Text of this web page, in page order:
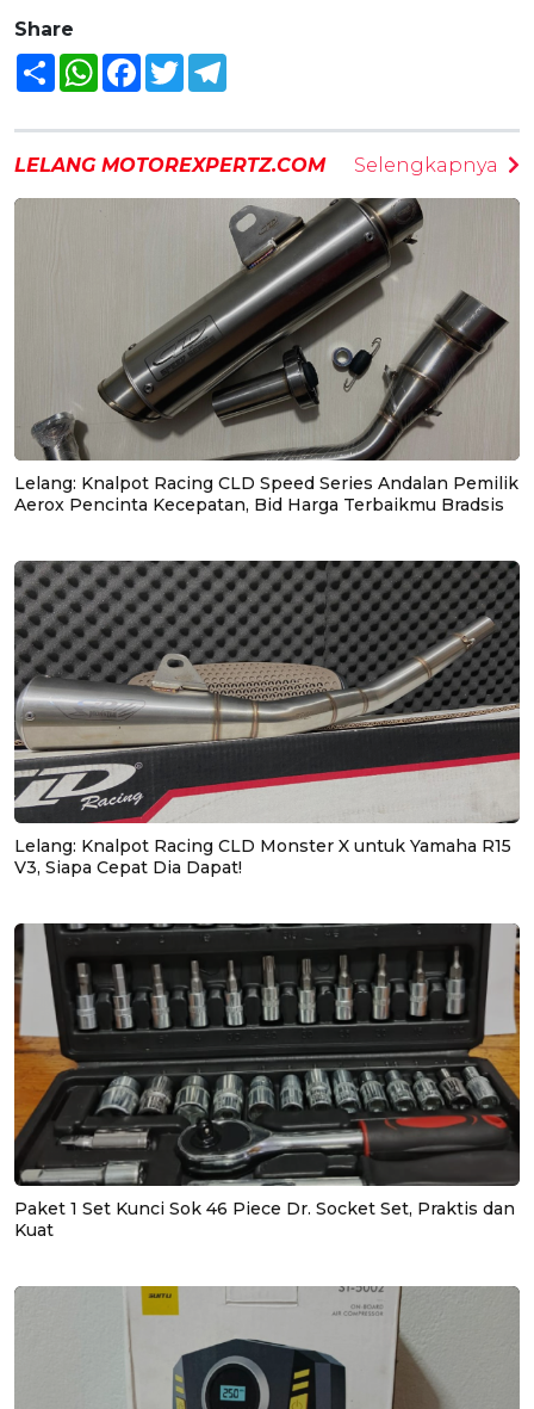
Share
Share WhatsAppFacebook
Twitter
LELANG MOTOREXPERTZ.COM Selengkapnya
Lelang: Knalpot Racing CLD Speed Series Andalan Pemilik
Aerox Pencinta Kecepatan, Bid Harga Terbaikmu Bradsis
Lelang: Knalpot Racing CLD Monster X untuk Yamaha R15
V3, Siapa Cepat Dia Dapat!
Paket 1 Set Kunci Sok 46 Piece Dr. Socket Set, Praktis dan
Kuat